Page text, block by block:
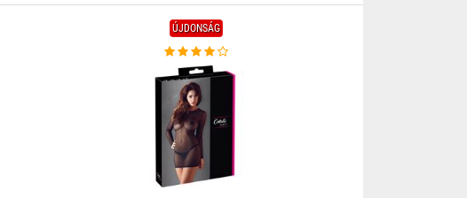
ÚJDONSÁG